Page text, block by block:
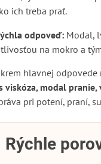
ich treba prať.
odpoveď:Modal,
na mokro a
hlavnej odpovede
viskóza, modal
pri potení, praní,
Rýchle